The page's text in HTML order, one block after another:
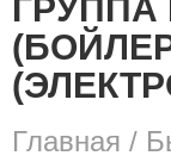
Главная /